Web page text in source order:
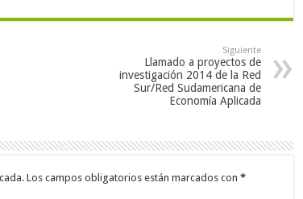
Siguiente
Llamado a proyectos de
investigación 2014 de la Red
Sur/Red Sudamericana de
Economía Aplicada
Los campos obligatorios están marcados con *